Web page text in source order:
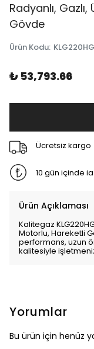
Radyanlı,
Gövde
Ürün Kodu: KLG220HG
₺ 53,793.66
Ücretsiz kargo
10 gün içinde
Ürün Açıklaması
Kalitegaz
Motorlu, Hareketli
performans, uzun
kalitesiyle
Yorumlar
Bu ürün için henüz